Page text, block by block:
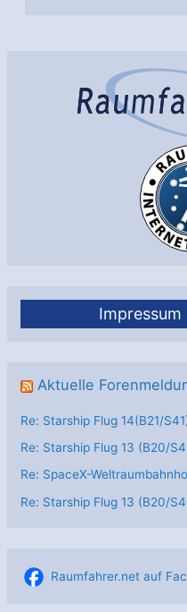
Impressum
Aktuelle
Re: Starship Flug 14(B21/
Re: Starship Flug 13 (B20/
Re: SpaceX-
Re: Starship Flug 13 (B20/
Raumfahrer.net auf